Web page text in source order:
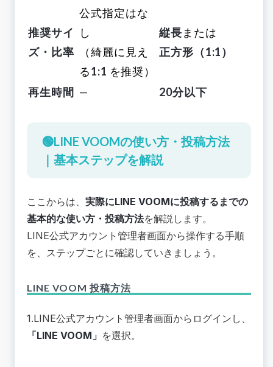
推奨サイ
ズ・比率
公式指定はな
し
（綺麗に見え
る1:1 を推奨）
縦長または
正方形（1:1）
再生時間 — 20分以下
🟢LINE VOOMの使い方・投稿方法
｜基本ステップを解説
ここからは、 実際にLINE VOOMに投稿するまでの
基本的な使い方・投稿方法を解説します。
LINE公式アカウント管理者画面から操作する手順
を、ステップごとに確認していきましょう。
LINE VOOM 投稿方法
1.LINE公式アカウント管理者画面からログインし、
「LINE VOOM」 を選択。